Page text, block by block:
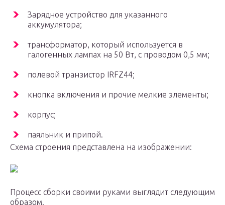
Зарядное устройство для указанного
аккумулятора;
трансформатор, который используется в
галогенных лампах на 50 Вт, с проводом 0,5 мм;
полевой транзистор IRFZ44;
кнопка включения и прочие мелкие элементы;
корпус;
паяльник и припой.
Схема строения представлена на изображении:
Процесс сборки своими руками выглядит следующим
образом.